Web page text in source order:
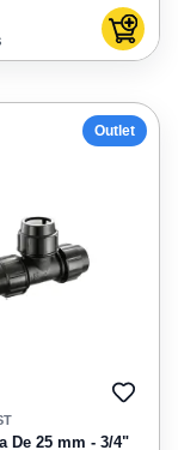
Outlet
De 25 mm - 3/4"